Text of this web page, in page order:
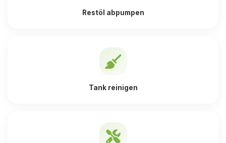
Restöl abpumpen
Tank reinigen